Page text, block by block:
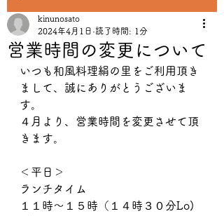
営業時間の変更について
kinunosato
2024年4月1日 読了時間: 1分
いつも和風料理絹の里をご利用頂き
まして、誠にありがとうございま
す。
４月より、営業時間を変更させて頂
きます。
＜平日＞
ランチタイム
１１時～１５時（１４時３０分Lo)